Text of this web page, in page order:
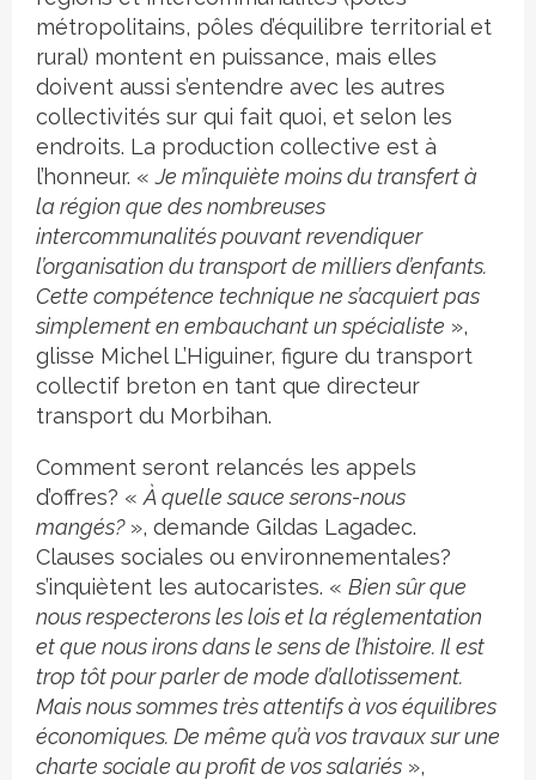
métropolitains, pôles d’équilibre territorial et
rural) montent en puissance, mais elles
doivent aussi s’entendre avec les autres
collectivités sur qui fait quoi, et selon les
endroits. La production collective est à
l’honneur. «Je m’inquiète moins du transfert à
la région que des nombreuses
intercommunalités pouvant revendiquer
l’organisation du transport de milliers d’enfants.
Cette compétence technique ne s’acquiert pas
simplement en embauchant un spécialiste »,
glisse Michel L’Higuiner, figure du transport
collectif breton en tant que directeur
transport du Morbihan.
Comment seront relancés les appels
d’offres? « À quelle sauce serons-nous
mangés?», demande Gildas Lagadec.
Clauses sociales ou environnementales?
s’inquiètent les autocaristes. « Bien sûr que
nous respecterons les lois et la réglementation
et que nous irons dans le sens de l’histoire. Il est
trop tôt pour parler de mode d’allotissement.
Mais nous sommes très attentifs à vos équilibres
économiques. De même qu’à vos travaux sur une
charte sociale au profit de vos salariés »,